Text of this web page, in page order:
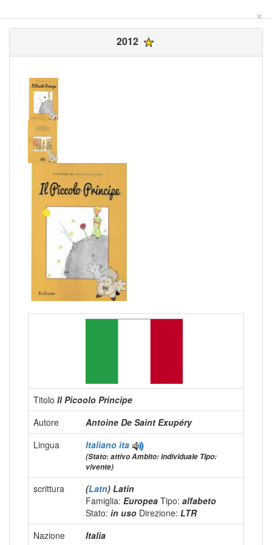
×
2012
Titolo Il Picoolo Principe
Autore
Antoine De Saint Exupéry
Lingua
Italiano ita
(Stato: attivo Ambito: individuale Tipo:
vivente)
scrittura (Latn) Latin
Famiglia: Europea Tipo: alfabeto
Stato: in uso Direzione: LTR
Nazione
Italia